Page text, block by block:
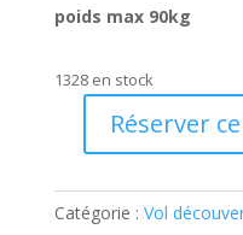
poids max 90kg
1328 en stock
quantité
Vol
découverte
Réserver
Catégorie : Vol